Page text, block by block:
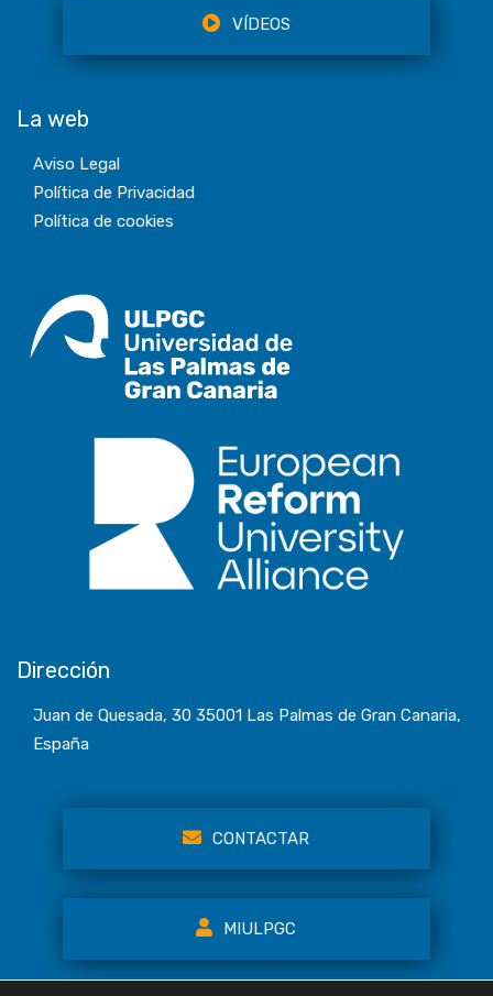
VÍDEOS
La web
Aviso Legal
Política de Privacidad
Política de cookies
Dirección
Juan de Quesada, 30 35001 Las Palmas de Gran Canaria,
España
CONTACTAR
MIULPGC